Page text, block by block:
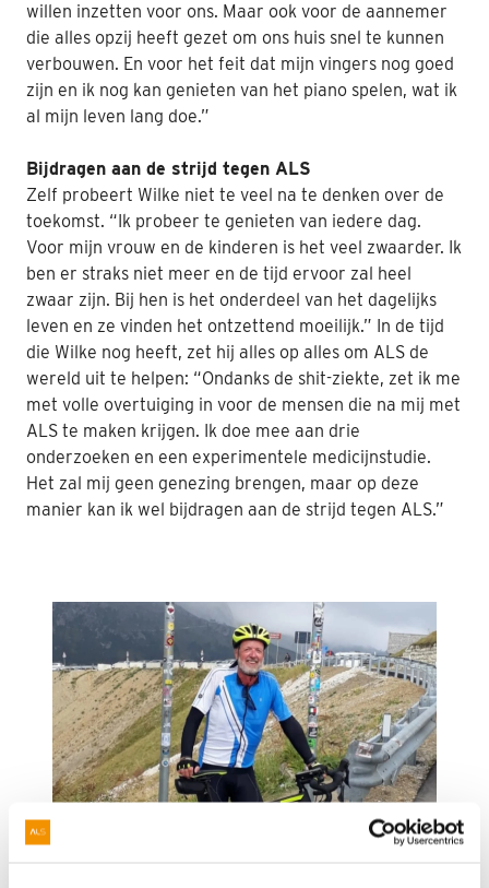
willen inzetten voor ons. Maar ook voor de aannemer
die alles opzij heeft gezet om ons huis snel te kunnen
verbouwen. En voor het feit dat mijn vingers nog goed
zijn en ik nog kan genieten van het piano spelen, wat ik
al mijn leven lang doe.”
Bijdragen aan de strijd tegen ALS
Zelf probeert Wilke niet te veel na te denken over de
toekomst. “Ik probeer te genieten van iedere dag.
Voor mijn vrouw en de kinderen is het veel zwaarder. Ik
ben er straks niet meer en de tijd ervoor zal heel
zwaar zijn. Bij hen is het onderdeel van het dagelijks
leven en ze vinden het ontzettend moeilijk.” In de tijd
die Wilke nog heeft, zet hij alles op alles om ALS de
wereld uit te helpen: “Ondanks de shit-ziekte, zet ik me
met volle overtuiging in voor de mensen die na mij met
ALS te maken krijgen. Ik doe mee aan drie
onderzoeken en een experimentele medicijnstudie.
Het zal mij geen genezing brengen, maar op deze
manier kan ik wel bijdragen aan de strijd tegen ALS.”